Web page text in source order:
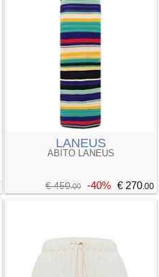
LANEUS
ABITO LANEUS
€ 450.00 -40% € 270.00